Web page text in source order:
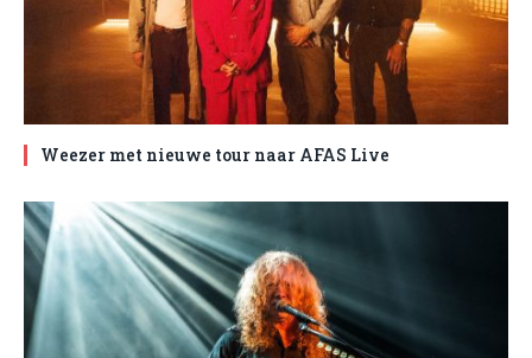
Weezer met nieuwe tour naar AFAS Live